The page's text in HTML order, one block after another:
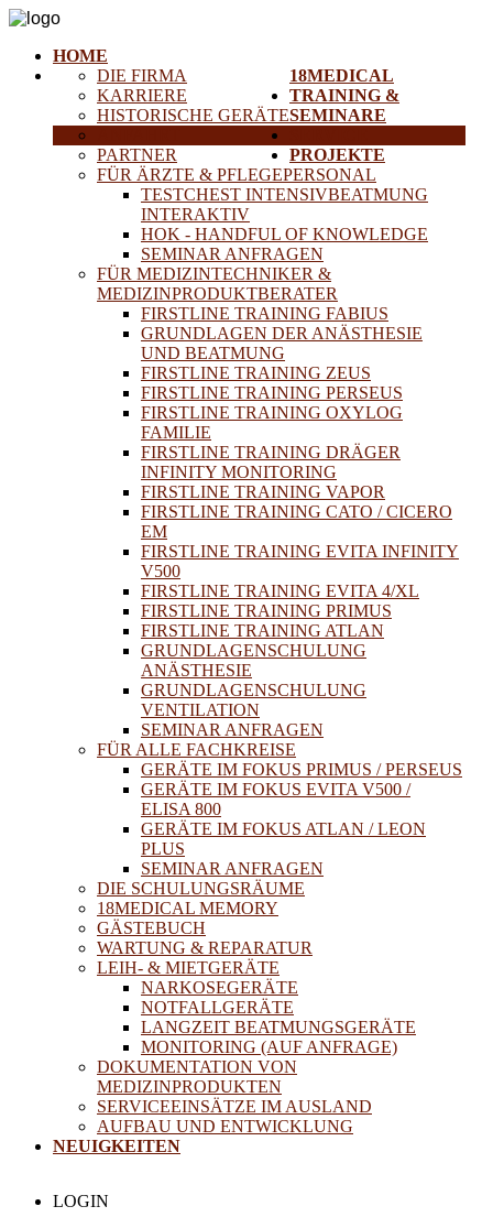
HOME
18MEDICAL
DIE FIRMA
KARRIERE
HISTORISCHE GERÄTE
PARTNER
TRAINING &
SEMINARE
FÜR ÄRZTE & PFLEGEPERSONAL
TESTCHEST INTENSIVBEATMUNG
INTERAKTIV
HOK - HANDFUL OF KNOWLEDGE
SEMINAR ANFRAGEN
FÜR MEDIZINTECHNIKER &
MEDIZINPRODUKTBERATER
FIRSTLINE TRAINING FABIUS
GRUNDLAGEN DER ANÄSTHESIE
UND BEATMUNG
FIRSTLINE TRAINING ZEUS
FIRSTLINE TRAINING PERSEUS
FIRSTLINE TRAINING OXYLOG
FAMILIE
FIRSTLINE TRAINING DRÄGER
INFINITY MONITORING
FIRSTLINE TRAINING VAPOR
FIRSTLINE TRAINING CATO / CICERO
EM
FIRSTLINE TRAINING EVITA INFINITY
V500
FIRSTLINE TRAINING EVITA 4/XL
FIRSTLINE TRAINING PRIMUS
FIRSTLINE TRAINING ATLAN
GRUNDLAGENSCHULUNG
ANÄSTHESIE
GRUNDLAGENSCHULUNG
VENTILATION
SEMINAR ANFRAGEN
FÜR ALLE FACHKREISE
GERÄTE IM FOKUS PRIMUS / PERSEUS
GERÄTE IM FOKUS EVITA V500 /
ELISA 800
GERÄTE IM FOKUS ATLAN / LEON
PLUS
SEMINAR ANFRAGEN
DIE SCHULUNGSRÄUME
18MEDICAL MEMORY
GÄSTEBUCH
WARTUNG & REPARATUR
LEIH- & MIETGERÄTE
NARKOSEGERÄTE
NOTFALLGERÄTE
LANGZEIT BEATMUNGSGERÄTE
MONITORING (AUF ANFRAGE)
DOKUMENTATION VON
MEDIZINPRODUKTEN
PROJEKTE
SERVICEEINSÄTZE IM AUSLAND
AUFBAU UND ENTWICKLUNG
NEUIGKEITEN
LOGIN